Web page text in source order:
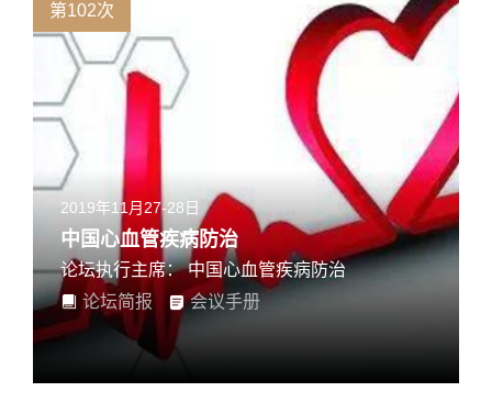
第102次
2019年11月27-28日
中国心血管疾病防治
论坛执行主席： 中国心血管疾病防治
论坛简报
会议手册